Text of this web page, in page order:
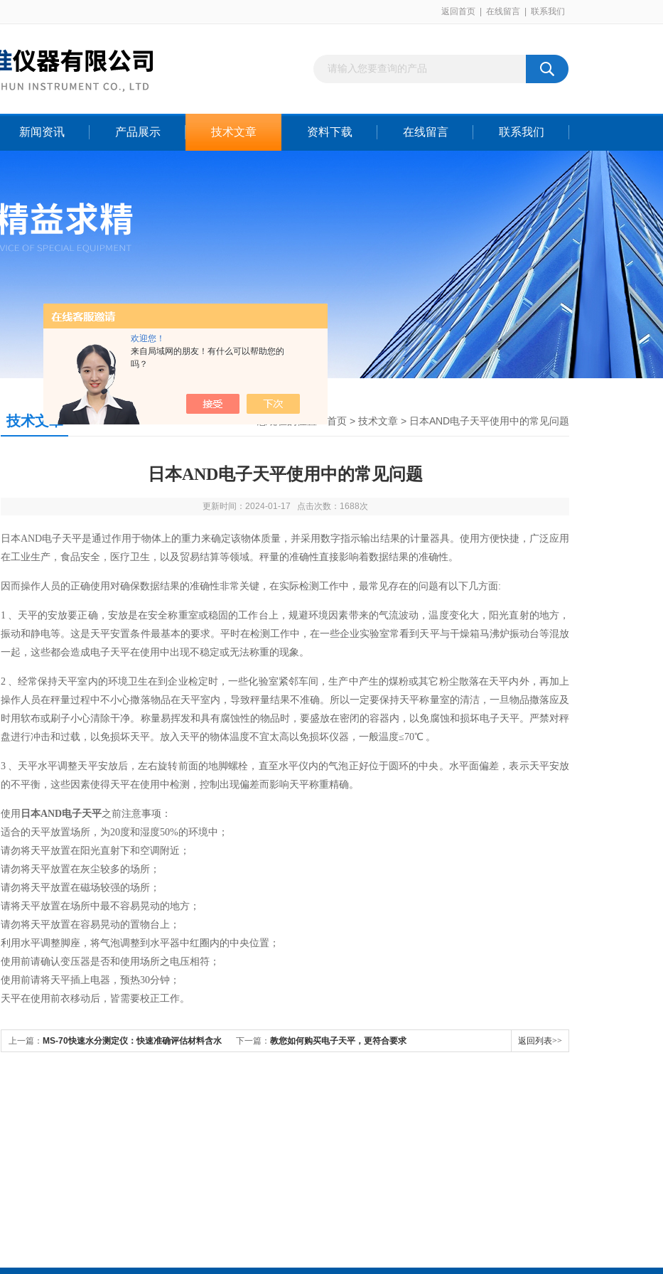
欢迎您！
来自局域网的朋友！有什么可以帮助您的
吗？
返回首页 在线留言 联系我们
新闻资讯 产品展示 技术文章 资料下载 在线留言 联系我们
技术文章 首页 > 技术文章 > 日本AND电子天平使用中的常见问题
日本AND电子天平使用中的常见问题
更新时间：2024-01-17 点击次数：1688次
日本AND电子天平是通过作用于物体上的重力来确定该物体质量，并采用数字指示输出结果的计量器具。使用方便快捷，广泛应用
在工业生产，食品安全，医疗卫生，以及贸易结算等领域。秤量的准确性直接影响着数据结果的准确性。
因而操作人员的正确使用对确保数据结果的准确性非常关键，在实际检测工作中，最常见存在的问题有以下几方面:
1 、 天平的安放要正确，安放是在安全称重室或稳固的工作台上，规避环境因素带来的气流波动，温度变化大，阳光直射的地方，
振动和静电等。这是天平安置条件最基本的要求。平时在检测工作中，在一些企业实验室常看到天平与干燥箱马沸炉振动台等混放
一起，这些都会造成电子天平在使用中出现不稳定或无法称重的现象。
2 、 经常保持天平室内的环境卫生在到企业检定时，一些化验室紧邻车间，生产中产生的煤粉或其它粉尘散落在天平内外，再加上
操作人员在秤量过程中不小心撒落物品在天平室内，导致秤量结果不准确。所以一定要保持天平称量室的清洁，一旦物品撒落应及
时用软布或刷子小心清除干净。称量易挥发和具有腐蚀性的物品时，要盛放在密闭的容器内，以免腐蚀和损坏电子天平。严禁对秤
盘进行冲击和过载，以免损坏天平。放入天平的物体温度不宜太高以免损坏仪器，一般温度≤70℃ 。
3 、 天平水平调整天平安放后，左右旋转前面的地脚螺栓，直至水平仪内的气泡正好位于圆环的中央。水平面偏差，表示天平安放
的不平衡，这些因素使得天平在使用中检测，控制出现偏差而影响天平称重精确。
使用 日本AND电子天平之前注意事项：
适合的天平放置场所，为20度和湿度50%的环境中；
请勿将天平放置在阳光直射下和空调附近；
请勿将天平放置在灰尘较多的场所；
请勿将天平放置在磁场较强的场所；
请将天平放置在场所中最不容易晃动的地方；
请勿将天平放置在容易晃动的置物台上；
利用水平调整脚座，将气泡调整到水平器中红圈内的中央位置；
使用前请确认变压器是否和使用场所之电压相符；
使用前请将天平插上电器，预热30分钟；
天平在使用前衣移动后，皆需要校正工作。
上一篇： MS-70快速水分测定仪：快速准确评估材料含水 下一篇： 教您如何购买电子天平，更符合要求 返回列表>>